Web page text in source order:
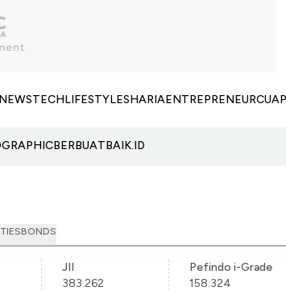
NEWSTECHLIFESTYLESHARIAENTREPRENEUR
BERBUATBAIK.ID
BONDS
JII
383.262
Pefindo i-Grade
158.324